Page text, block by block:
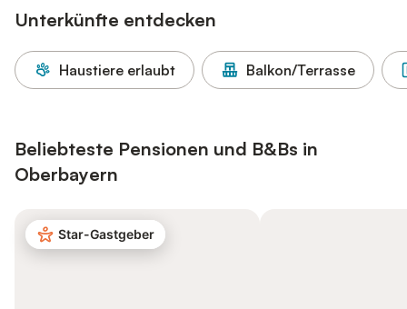
Unterkünfte entdecken
Haustiere erlaubt Balkon/Terrasse
Beliebteste Pensionen und B&Bs in
Oberbayern
Star-Gastgeber